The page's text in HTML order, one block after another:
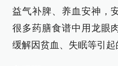
益气补脾、养血安神，
很多药膳食谱中用龙眼
缓解因贫血、失眠等引起